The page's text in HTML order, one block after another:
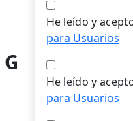
G
He leído y
para Usuarios
He leído y
para Usuarios